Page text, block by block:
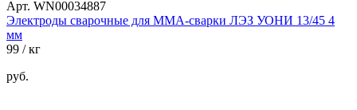
Арт. WN00034887
Электроды сварочные для ММА-сварки ЛЭЗ УОНИ 13/45 4
мм
99 / кг
руб.